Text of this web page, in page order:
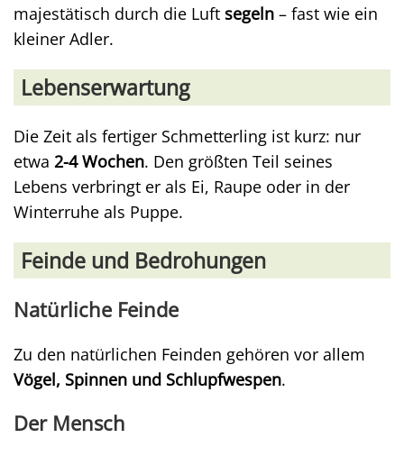
majestätisch durch die Luft segeln – fast wie ein
kleiner Adler.
Lebenserwartung
Die Zeit als fertiger Schmetterling ist kurz: nur
etwa 2-4 Wochen. Den größten Teil seines
Lebens verbringt er als Ei, Raupe oder in der
Winterruhe als Puppe.
Feinde und Bedrohungen
Natürliche Feinde
Zu den natürlichen Feinden gehören vor allem
Vögel, Spinnen und Schlupfwespen.
Der Mensch